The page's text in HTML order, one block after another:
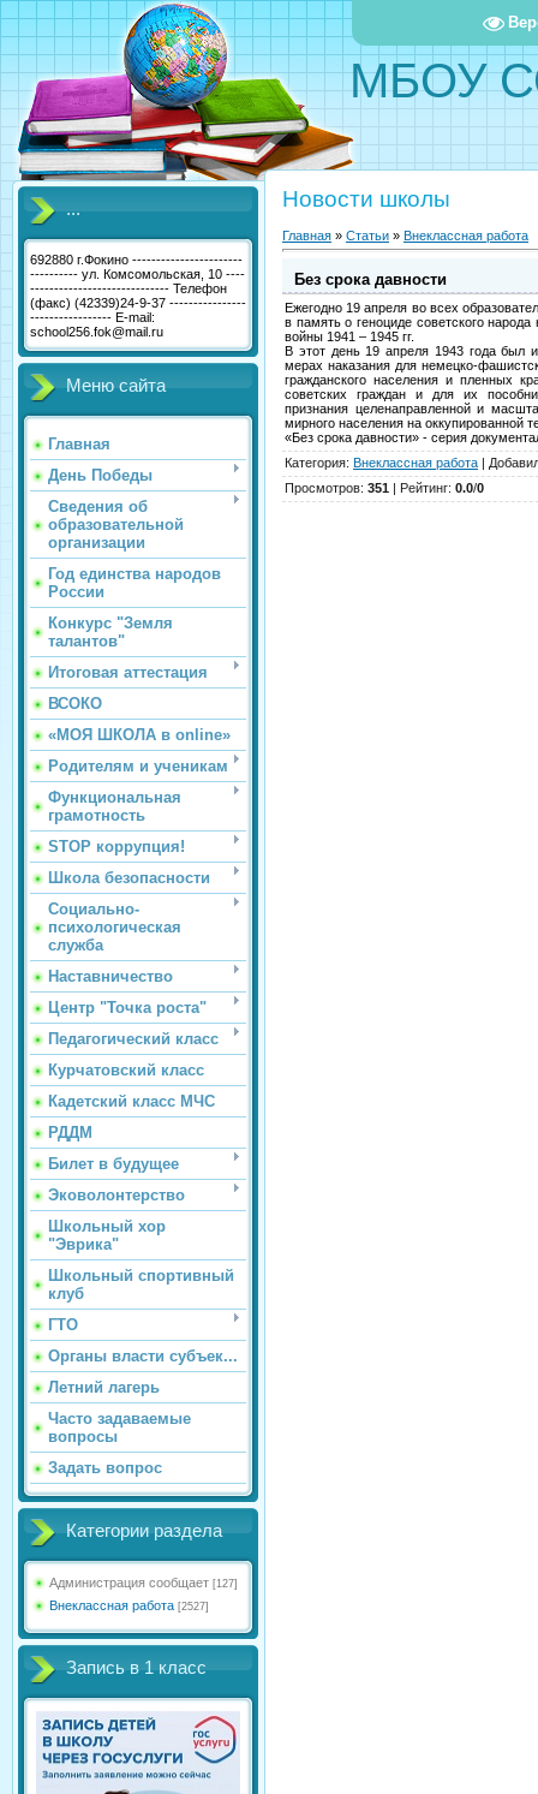
МБОУ
...
692880 г.Фокино -----------------------
---------- ул. Комсомольская, 10 ----
----------------------------- Телефон
(факс) (42339)24-9-37 ----------------
----------------- E-mail:
school256.fok@mail.ru
Меню сайта
Главная
День Победы
Сведения об
образовательной
организации
Год единства народов
России
Конкурс "Земля
талантов"
Итоговая аттестация
ВСОКО
«МОЯ ШКОЛА в online»
Родителям и ученикам
Функциональная
грамотность
STOP коррупция!
Школа безопасности
Социально-
психологическая
служба
Наставничество
Центр "Точка роста"
Педагогический класс
Курчатовский класс
Кадетский класс МЧС
РДДМ
Билет в будущее
Эковолонтерство
Школьный хор
"Эврика"
Школьный спортивный
клуб
ГТО
Органы власти субъек...
Летний лагерь
Часто задаваемые
вопросы
Задать вопрос
Категории раздела
Администрация сообщает [127]
Внеклассная работа [2527]
Запись в 1 класс
Новости школы
Главная » Статьи » Внеклассная работа
Без срока давности
Ежегодно 19 апреля во всех
в память о геноциде советского
войны 1941 – 1945 гг.
В этот день 19 апреля 1943 года
мерах наказания для немецко-
гражданского населения и пленных
советских граждан и для их
признания целенаправленной и
мирного населения на оккупированной
«Без срока давности» - серия
Категория: Внеклассная работа |
Просмотров: 351 | Рейтинг: 0.0/0